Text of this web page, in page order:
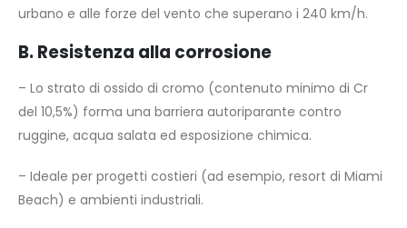
urbano e alle forze del vento che superano i 240 km/h.
B. Resistenza alla corrosione
– Lo strato di ossido di cromo (contenuto minimo di Cr
del 10,5%) forma una barriera autoriparante contro
ruggine, acqua salata ed esposizione chimica.
– Ideale per progetti costieri (ad esempio, resort di Miami
Beach) e ambienti industriali.